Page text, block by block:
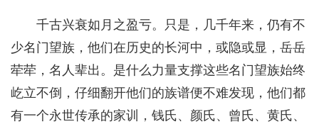
千古兴衰如月之盈亏。只是，几千年来，仍有不
少名门望族，他们在历史的长河中，或隐或显，岳岳
荦荦，名人辈出。是什么力量支撑这些名门望族始终
屹立不倒，仔细翻开他们的族谱便不难发现，他们都
有一个永世传承的家训，钱氏、颜氏、曾氏、黄氏、